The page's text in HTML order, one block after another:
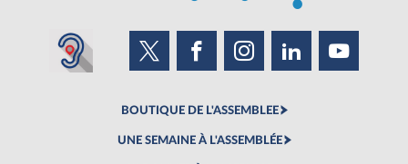
BOUTIQUE DE L'ASSEMBLEE
UNE SEMAINE À L'ASSEMBLÉE